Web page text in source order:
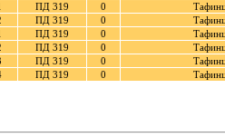
ПД 319 0
ПД 319 0
ПД 319 0
ПД 319 0
ПД 319 0
ПД 319 0